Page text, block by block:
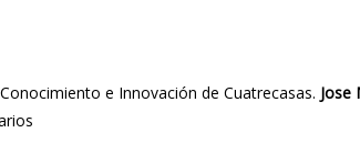
e Innovación de Cuatrecasas. Jose